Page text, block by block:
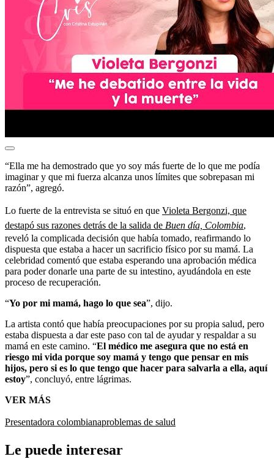
“Ella me ha demostrado que yo soy más fuerte de lo que me podía
imaginar y que mi fuerza alcanza unos límites que sobrepasan mi
razón”, agregó.
Lo fuerte de la entrevista se situó en que Violeta Bergonzi, que
destapó sus razones detrás de la salida de Buen día, Colombia,
reveló la complicada decisión que había tomado, reafirmando lo
dispuesta que estaba a hacer un sacrificio físico por su mamá. La
celebridad comentó que estaba esperando una aprobación médica
para poder donarle una parte de su intestino, ayudándola en este
proceso de recuperación.
“Yo por mi mamá, hago lo que sea”, dijo.
La artista contó que había preocupaciones por su propia salud, pero
estaba dispuesta a dar este paso con tal de ayudar y respaldar a su
mamá en este camino. “El médico me asegura que no está en
riesgo mi vida porque soy mamá y tengo que pensar en mis
hijos, pero si es lo que tengo que hacer para salvarla a ella, aquí
estoy”, concluyó, entre lágrimas.
VER MÁS
Presentadora colombianaproblemas de salud
Le puede interesar